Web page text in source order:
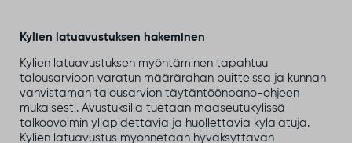
Kylien latuavustuksen hakeminen
Kylien latuavustuksen myöntäminen tapahtuu
talousarvioon varatun määrärahan puitteissa ja kunnan
vahvistaman talousarvion täytäntöönpano-ohjeen
mukaisesti. Avustuksilla tuetaan maaseutukylissä
talkoovoimin ylläpidettäviä ja huollettavia kylälatuja.
Kylien latuavustus myönnetään hyväksyttävän